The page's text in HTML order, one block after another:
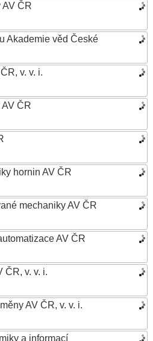
AV ČR
Akademie věd České
v. v. i.
ČR
hornin AV ČR
mechaniky AV ČR
AV ČR
ČR, v. v. i.
AV ČR, v. v. i.
a informací